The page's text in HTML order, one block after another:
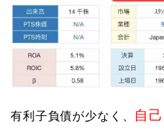
有利子負債が少なく、 自